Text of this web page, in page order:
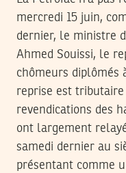
mercredi 15 juin,
dernier, le ministre
Ahmed Souissi, le
chômeurs diplômés
reprise est
revendications des
ont largement
samedi dernier au
présentant comme